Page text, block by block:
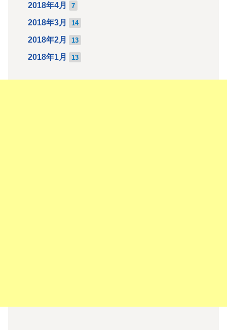
2018年4月 7
2018年3月 14
2018年2月 13
2018年1月 13